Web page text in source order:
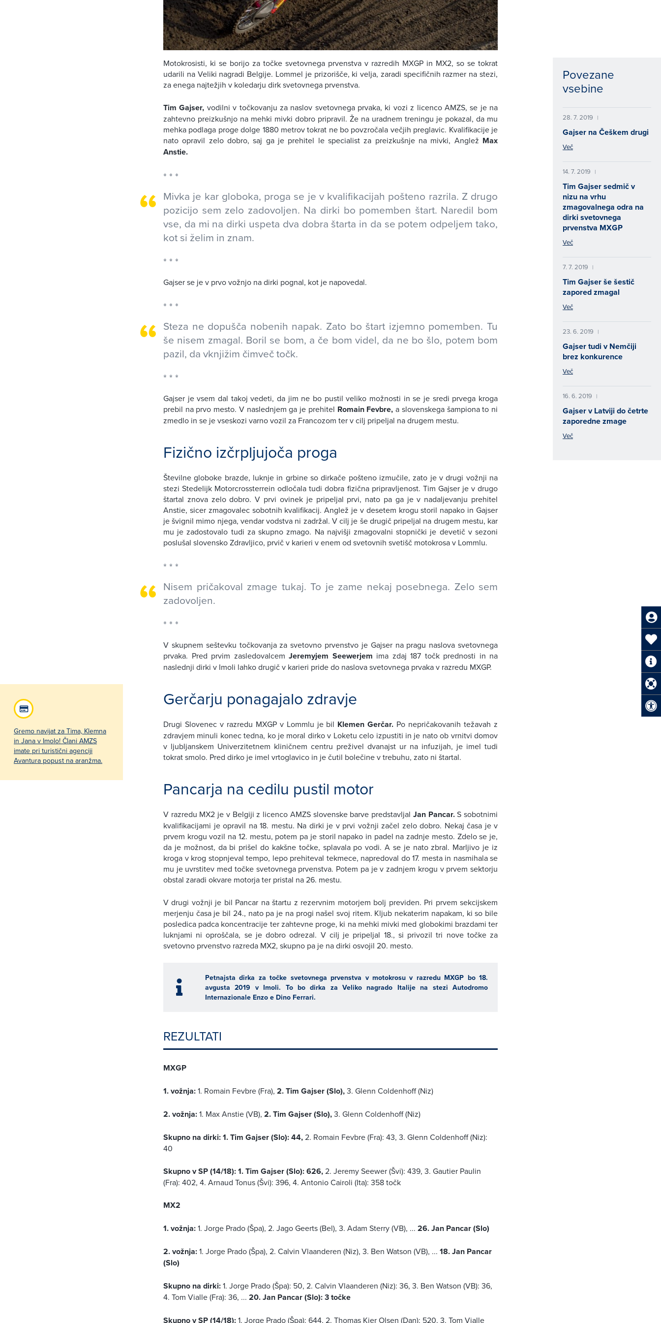
Motokrosisti, ki se borijo za točke svetovnega prvenstva v razredih MXGP in MX2, so se tokrat
udarili na Veliki nagradi Belgije. Lommel je prizorišče, ki velja, zaradi specifičnih razmer na stezi,
za enega najtežjih v koledarju dirk svetovnega prvenstva.
Tim Gajser, vodilni v točkovanju za naslov svetovnega prvaka, ki vozi z licenco AMZS, se je na
zahtevno preizkušnjo na mehki mivki dobro pripravil. Že na uradnem treningu je pokazal, da mu
mehka podlaga proge dolge 1880 metrov tokrat ne bo povzročala večjih preglavic. Kvalifikacije je
nato opravil zelo dobro, saj ga je prehitel le specialist za preizkušnje na mivki, Anglež Max
Anstie.
Mivka je kar globoka, proga se je v kvalifikacijah pošteno razrila. Z drugo
pozicijo sem zelo zadovoljen. Na dirki bo pomemben štart. Naredil bom
vse, da mi na dirki uspeta dva dobra štarta in da se potem odpeljem tako,
kot si želim in znam.
Gajser se je v prvo vožnjo na dirki pognal, kot je napovedal.
Steza ne dopušča nobenih napak. Zato bo štart izjemno pomemben. Tu
še nisem zmagal. Boril se bom, a če bom videl, da ne bo šlo, potem bom
pazil, da vknjižim čimveč točk.
Gajser je vsem dal takoj vedeti, da jim ne bo pustil veliko možnosti in se je sredi prvega kroga
prebil na prvo mesto. V naslednjem ga je prehitel Romain Fevbre, a slovenskega šampiona to ni
zmedlo in se je vseskozi varno vozil za Francozom ter v cilj pripeljal na drugem mestu.
Fizično izčrpljujoča proga
Številne globoke brazde, luknje in grbine so dirkače pošteno izmučile, zato je v drugi vožnji na
stezi Stedelijk Motorcrossterrein odločala tudi dobra fizična pripravljenost. Tim Gajser je v drugo
štartal znova zelo dobro. V prvi ovinek je pripeljal prvi, nato pa ga je v nadaljevanju prehitel
Anstie, sicer zmagovalec sobotnih kvalifikacij. Anglež je v desetem krogu storil napako in Gajser
je švignil mimo njega, vendar vodstva ni zadržal. V cilj je še drugič pripeljal na drugem mestu, kar
mu je zadostovalo tudi za skupno zmago. Na najvišji zmagovalni stopnički je devetič v sezoni
poslušal slovensko Zdravljico, prvič v karieri v enem od svetovnih svetišč motokrosa v Lommlu.
Nisem pričakoval zmage tukaj. To je zame nekaj posebnega. Zelo sem
zadovoljen.
V skupnem seštevku točkovanja za svetovno prvenstvo je Gajser na pragu naslova svetovnega
prvaka. Pred prvim zasledovalcem Jeremyjem Seewerjem ima zdaj 187 točk prednosti in na
naslednji dirki v Imoli lahko drugič v karieri pride do naslova svetovnega prvaka v razredu MXGP.
Gremo navijat za Tima, Klemna
in Jana v Imolo! Člani AMZS
imate pri turistični agenciji
Avantura popust na aranžma.
Gerčarju ponagajalo zdravje
Drugi Slovenec v razredu MXGP v Lommlu je bil Klemen Gerčar. Po nepričakovanih težavah z
zdravjem minuli konec tedna, ko je moral dirko v Loketu celo izpustiti in je nato ob vrnitvi domov
v ljubljanskem Univerzitetnem kliničnem centru preživel dvanajst ur na infuzijah, je imel tudi
tokrat smolo. Pred dirko je imel vrtoglavico in je čutil bolečine v trebuhu, zato ni štartal.
Pancarja na cedilu pustil motor
V razredu MX2 je v Belgiji z licenco AMZS slovenske barve predstavljal Jan Pancar.S sobotnimi
kvalifikacijami je opravil na 18. mestu. Na dirki je v prvi vožnji začel zelo dobro. Nekaj časa je v
prvem krogu vozil na 12. mestu, potem pa je storil napako in padel na zadnje mesto. Zdelo se je,
da je možnost, da bi prišel do kakšne točke, splavala po vodi. A se je nato zbral. Marljivo je iz
kroga v krog stopnjeval tempo, lepo prehiteval tekmece, napredoval do 17. mesta in nasmihala se
mu je uvrstitev med točke svetovnega prvenstva. Potem pa je v zadnjem krogu v prvem sektorju
obstal zaradi okvare motorja ter pristal na 26. mestu.
V drugi vožnji je bil Pancar na štartu z rezervnim motorjem bolj previden. Pri prvem sekcijskem
merjenju časa je bil 24., nato pa je na progi našel svoj ritem. Kljub nekaterim napakam, ki so bile
posledica padca koncentracije ter zahtevne proge, ki na mehki mivki med globokimi brazdami ter
luknjami ni oproščala, se je dobro odrezal. V cilj je pripeljal 18., si privozil tri nove točke za
svetovno prvenstvo razreda MX2, skupno pa je na dirki osvojil 20. mesto.
Petnajsta dirka za točke svetovnega prvenstva v motokrosu v razredu MXGP bo 18.
avgusta 2019 v Imoli. To bo dirka za Veliko nagrado Italije na stezi Autodromo
Internazionale Enzo e Dino Ferrari.
REZULTATI
MXGP
1. vožnja:1. Romain Fevbre (Fra), 2. Tim Gajser (Slo),3. Glenn Coldenhoff (Niz)
2. vožnja:1. Max Anstie (VB), 2. Tim Gajser (Slo),3. Glenn Coldenhoff (Niz)
Skupno na dirki: 1. Tim Gajser (Slo): 44,2. Romain Fevbre (Fra): 43, 3. Glenn Coldenhoff (Niz):
40
Skupno v SP (14/18): 1. Tim Gajser (Slo): 626,2. Jeremy Seewer (Švi): 439, 3. Gautier Paulin
(Fra): 402, 4. Arnaud Tonus (Švi): 396, 4. Antonio Cairoli (Ita): 358 točk
MX2
1. vožnja:1. Jorge Prado (Špa), 2. Jago Geerts (Bel), 3. Adam Sterry (VB), ... 26. Jan Pancar (Slo)
2. vožnja:1. Jorge Prado (Špa), 2. Calvin Vlaanderen (Niz), 3. Ben Watson (VB), ... 18. Jan Pancar
(Slo)
Skupno na dirki:1. Jorge Prado (Špa): 50, 2. Calvin Vlaanderen (Niz): 36, 3. Ben Watson (VB): 36,
4. Tom Vialle (Fra): 36, ... 20. Jan Pancar (Slo): 3 točke
Skupno v SP (14/18):1. Jorge Prado (Špa): 644, 2. Thomas Kjer Olsen (Dan): 520, 3. Tom Vialle
Povezane
vsebine
28. 7. 2019 |
Gajser na Češkem drugi
Več
14. 7. 2019 |
Tim Gajser sedmič v
nizu na vrhu
zmagovalnega odra na
dirki svetovnega
prvenstva MXGP
Več
7. 7. 2019 |
Tim Gajser še šestič
zapored zmagal
Več
23. 6. 2019 |
Gajser tudi v Nemčiji
brez konkurence
Več
16. 6. 2019 |
Gajser v Latviji do četrte
zaporedne zmage
Več